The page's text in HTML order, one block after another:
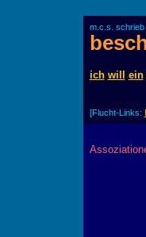
m.c.s. schrieb
ich will ein
[Flucht-Links: